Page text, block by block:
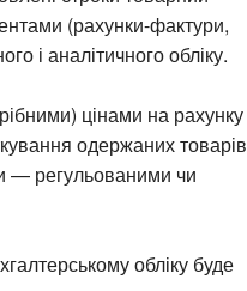
(рахунки-фактури,
і аналітичного обліку.
цінами на рахунку
одержаних товарів
— регульованими чи
обліку буде